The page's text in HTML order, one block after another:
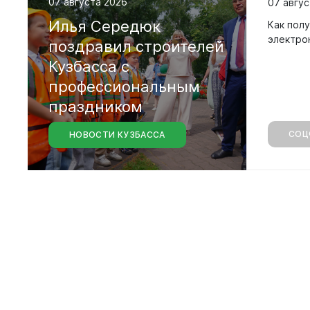
Отчеты о
Илья Середюк
поздравил строителей
Кузбасса с
профессиональным
праздником
НОВОСТИ КУЗБАССА
Как